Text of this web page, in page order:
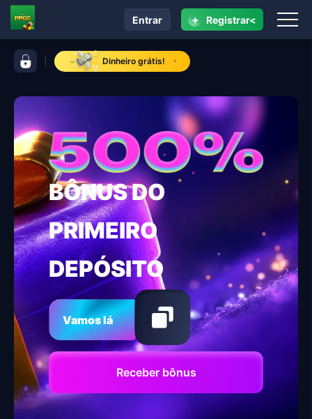
barra de controle PPGG
Dinheiro grátis!
navegação PPGG
Entrar + Registrar<
BÔNUS DO
PRIMEIRO
DEPÓSITO
Vamos lá
Receber bônus